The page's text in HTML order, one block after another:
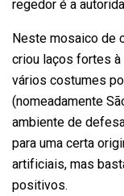
regedor é a
Neste mosaico de
criou laços fortes
vários costumes
(nomeadamente
ambiente de
para uma certa
artificiais, mas
positivos.